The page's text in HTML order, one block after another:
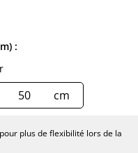
:
cm
plus de flexibilité lors de la